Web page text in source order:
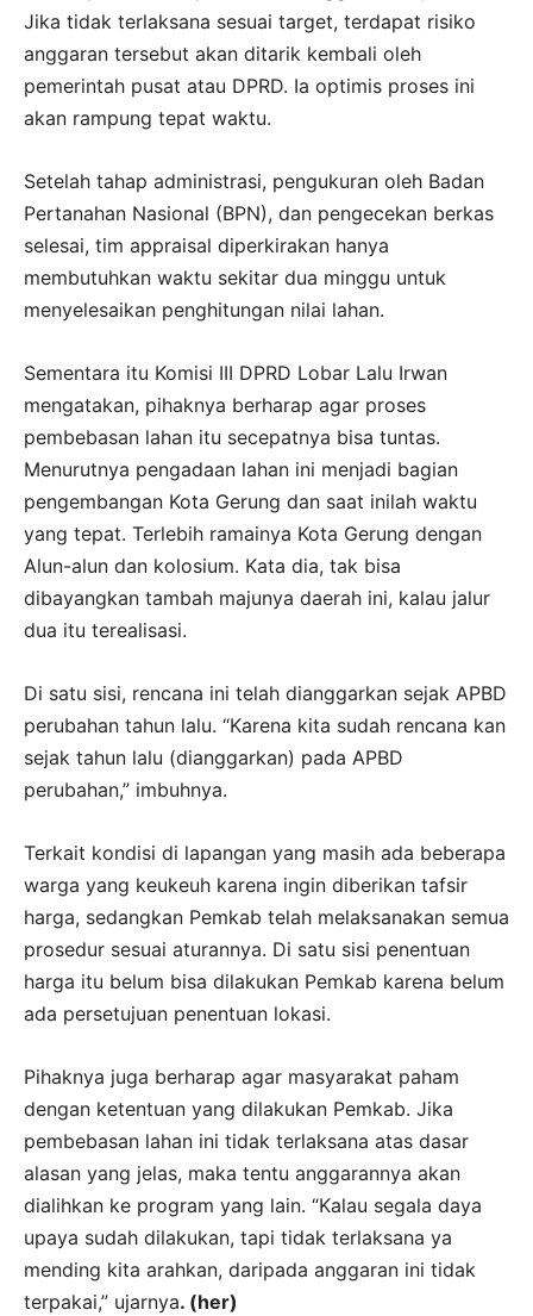
Jika tidak terlaksana sesuai target, terdapat risiko
anggaran tersebut akan ditarik kembali oleh
pemerintah pusat atau DPRD. Ia optimis proses ini
akan rampung tepat waktu.
Setelah tahap administrasi, pengukuran oleh Badan
Pertanahan Nasional (BPN), dan pengecekan berkas
selesai, tim appraisal diperkirakan hanya
membutuhkan waktu sekitar dua minggu untuk
menyelesaikan penghitungan nilai lahan.
Sementara itu Komisi III DPRD Lobar Lalu Irwan
mengatakan, pihaknya berharap agar proses
pembebasan lahan itu secepatnya bisa tuntas.
Menurutnya pengadaan lahan ini menjadi bagian
pengembangan Kota Gerung dan saat inilah waktu
yang tepat. Terlebih ramainya Kota Gerung dengan
Alun-alun dan kolosium. Kata dia, tak bisa
dibayangkan tambah majunya daerah ini, kalau jalur
dua itu terealisasi.
Di satu sisi, rencana ini telah dianggarkan sejak APBD
perubahan tahun lalu. “Karena kita sudah rencana kan
sejak tahun lalu (dianggarkan) pada APBD
perubahan,” imbuhnya.
Terkait kondisi di lapangan yang masih ada beberapa
warga yang keukeuh karena ingin diberikan tafsir
harga, sedangkan Pemkab telah melaksanakan semua
prosedur sesuai aturannya. Di satu sisi penentuan
harga itu belum bisa dilakukan Pemkab karena belum
ada persetujuan penentuan lokasi.
Pihaknya juga berharap agar masyarakat paham
dengan ketentuan yang dilakukan Pemkab. Jika
pembebasan lahan ini tidak terlaksana atas dasar
alasan yang jelas, maka tentu anggarannya akan
dialihkan ke program yang lain. “Kalau segala daya
upaya sudah dilakukan, tapi tidak terlaksana ya
mending kita arahkan, daripada anggaran ini tidak
terpakai,” ujarnya. (her)